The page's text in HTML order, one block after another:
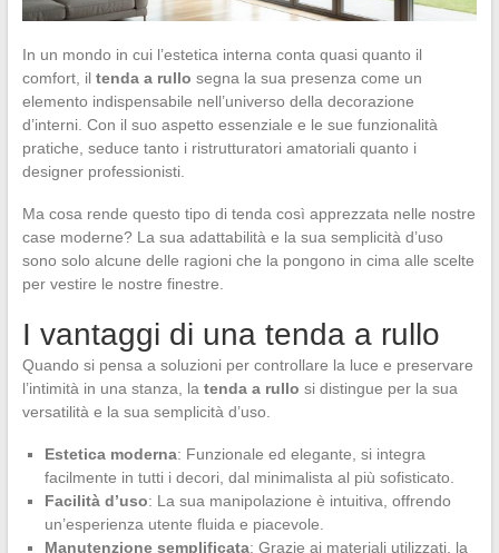
In un mondo in cui l’estetica interna conta quasi quanto il
comfort, il tenda a rullo segna la sua presenza come un
elemento indispensabile nell’universo della decorazione
d’interni. Con il suo aspetto essenziale e le sue funzionalità
pratiche, seduce tanto i ristrutturatori amatoriali quanto i
designer professionisti.
Ma cosa rende questo tipo di tenda così apprezzata nelle nostre
case moderne? La sua adattabilità e la sua semplicità d’uso
sono solo alcune delle ragioni che la pongono in cima alle scelte
per vestire le nostre finestre.
I vantaggi di una tenda a rullo
Quando si pensa a soluzioni per controllare la luce e preservare
l’intimità in una stanza, la tenda a rullo si distingue per la sua
versatilità e la sua semplicità d’uso.
Estetica moderna: Funzionale ed elegante, si integra
facilmente in tutti i decori, dal minimalista al più sofisticato.
Facilità d’uso: La sua manipolazione è intuitiva, offrendo
un’esperienza utente fluida e piacevole.
Manutenzione semplificata: Grazie ai materiali utilizzati, la